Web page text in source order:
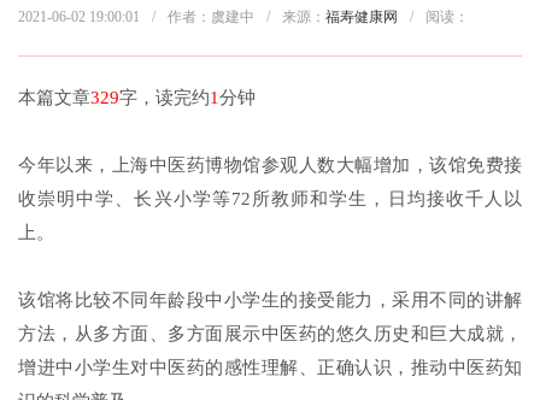
2021-06-02 19:00:01 / 作者：虞建中 / 来源： 福寿健康网 / 阅读：
本篇文章329字，读完约1分钟
今年以来，上海中医药博物馆参观人数大幅增加，该馆免费接
收崇明中学、长兴小学等72所教师和学生，日均接收千人以
上。
该馆将比较不同年龄段中小学生的接受能力，采用不同的讲解
方法，从多方面、多方面展示中医药的悠久历史和巨大成就，
增进中小学生对中医药的感性理解、正确认识，推动中医药知